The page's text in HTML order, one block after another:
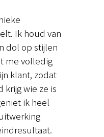
Ik houd van
dol op stijlen
me volledig
klant, zodat
wie ze is
ik heel